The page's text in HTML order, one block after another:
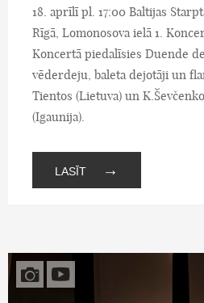
18. aprīlī pl. 17:00 Baltijas
Rīgā, Lomonosova ielā 1.
Koncertā piedalīsies Duende
vēderdeju, baleta dejotāji un
Tientos (Lietuva) un
(Igaunija).
LASĪT →